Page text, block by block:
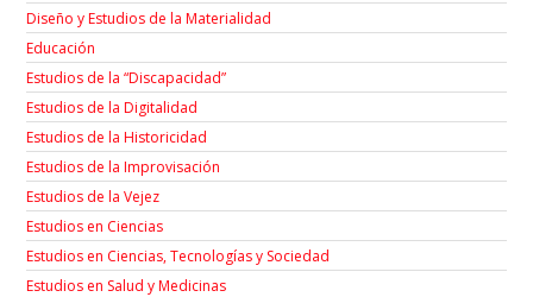
Diseño y Estudios de la Materialidad
Educación
Estudios de la “Discapacidad”
Estudios de la Digitalidad
Estudios de la Historicidad
Estudios de la Improvisación
Estudios de la Vejez
Estudios en Ciencias
Estudios en Ciencias, Tecnologías y Sociedad
Estudios en Salud y Medicinas